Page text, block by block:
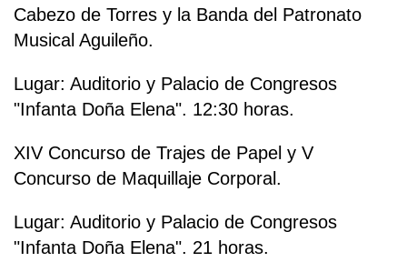
Cabezo de Torres y la Banda del Patronato
Musical Aguileño.
Lugar: Auditorio y Palacio de Congresos
"Infanta Doña Elena". 12:30 horas.
XIV Concurso de Trajes de Papel y V
Concurso de Maquillaje Corporal.
Lugar: Auditorio y Palacio de Congresos
"Infanta Doña Elena". 21 horas.